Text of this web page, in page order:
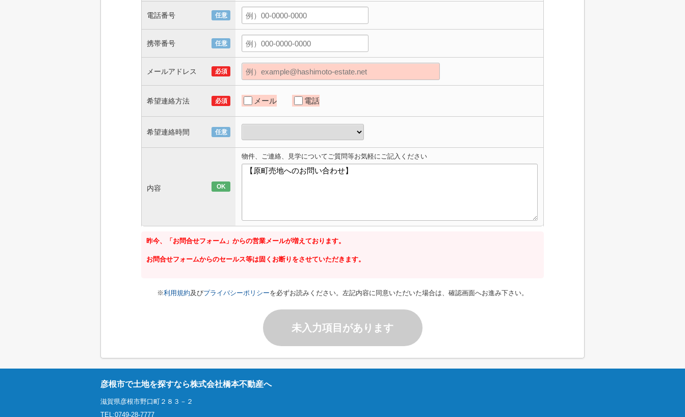
電話番号 任意
携帯番号 任意
メールアドレス 必須
希望連絡方法 必須 メール 電話
希望連絡時間 任意
内容 OK
物件、ご連絡、見学についてご質問等お気軽にご記入ください
昨今、「お問合せフォーム」からの営業メールが増えております。
お問合せフォームからのセールス等は固くお断りをさせていただきます。
※利用規約及びプライバシーポリシーを必ずお読みください。左記内容に同意いただいた場合は、確認画面へお進み下さい。
未入力項目があります
彦根市で土地を探すなら株式会社橋本不動産へ
滋賀県彦根市野口町２８３－２
TEL:0749-28-7777